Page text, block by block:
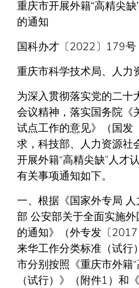
重庆市开展外籍“高精尖
的通知
国科办才〔2022〕179号
重庆市科学技术局、人力
为深入贯彻落实党的二十
会议精神，落实国务院《
试点工作的意见》（国
求，科技部、人力资源社
开展外籍“高精尖缺”人才
有关事项通知如下。
一、根据《国家外专局
部 公安部关于全面实施
的通知》（外专发〔
来华工作分类标准（试行
市分别按照《重庆市外籍
（试行）》（附件1）和